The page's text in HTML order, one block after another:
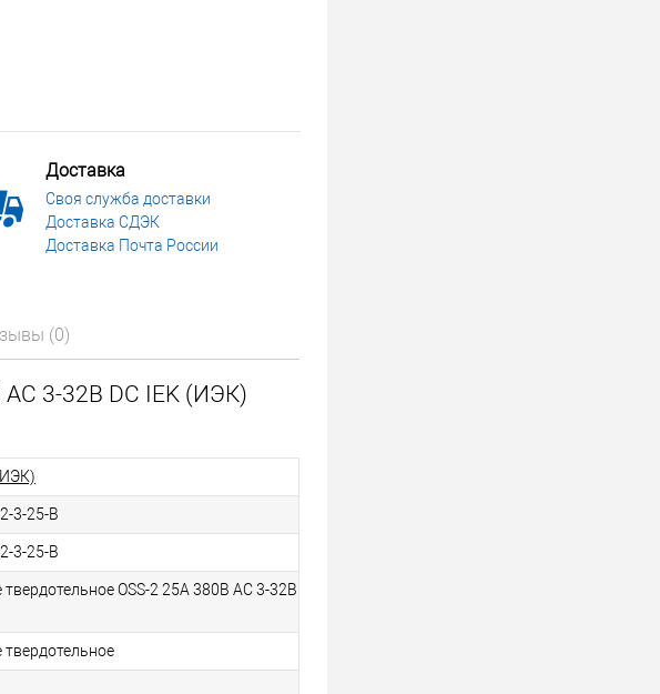
Доставка
Своя служба доставки
Доставка СДЭК
Доставка Почта России
(0)
3-32В DC IEK (ИЭК)
3-25-B
3-25-B
твердотельное OSS-2 25А 380В AC 3-32В
твердотельное